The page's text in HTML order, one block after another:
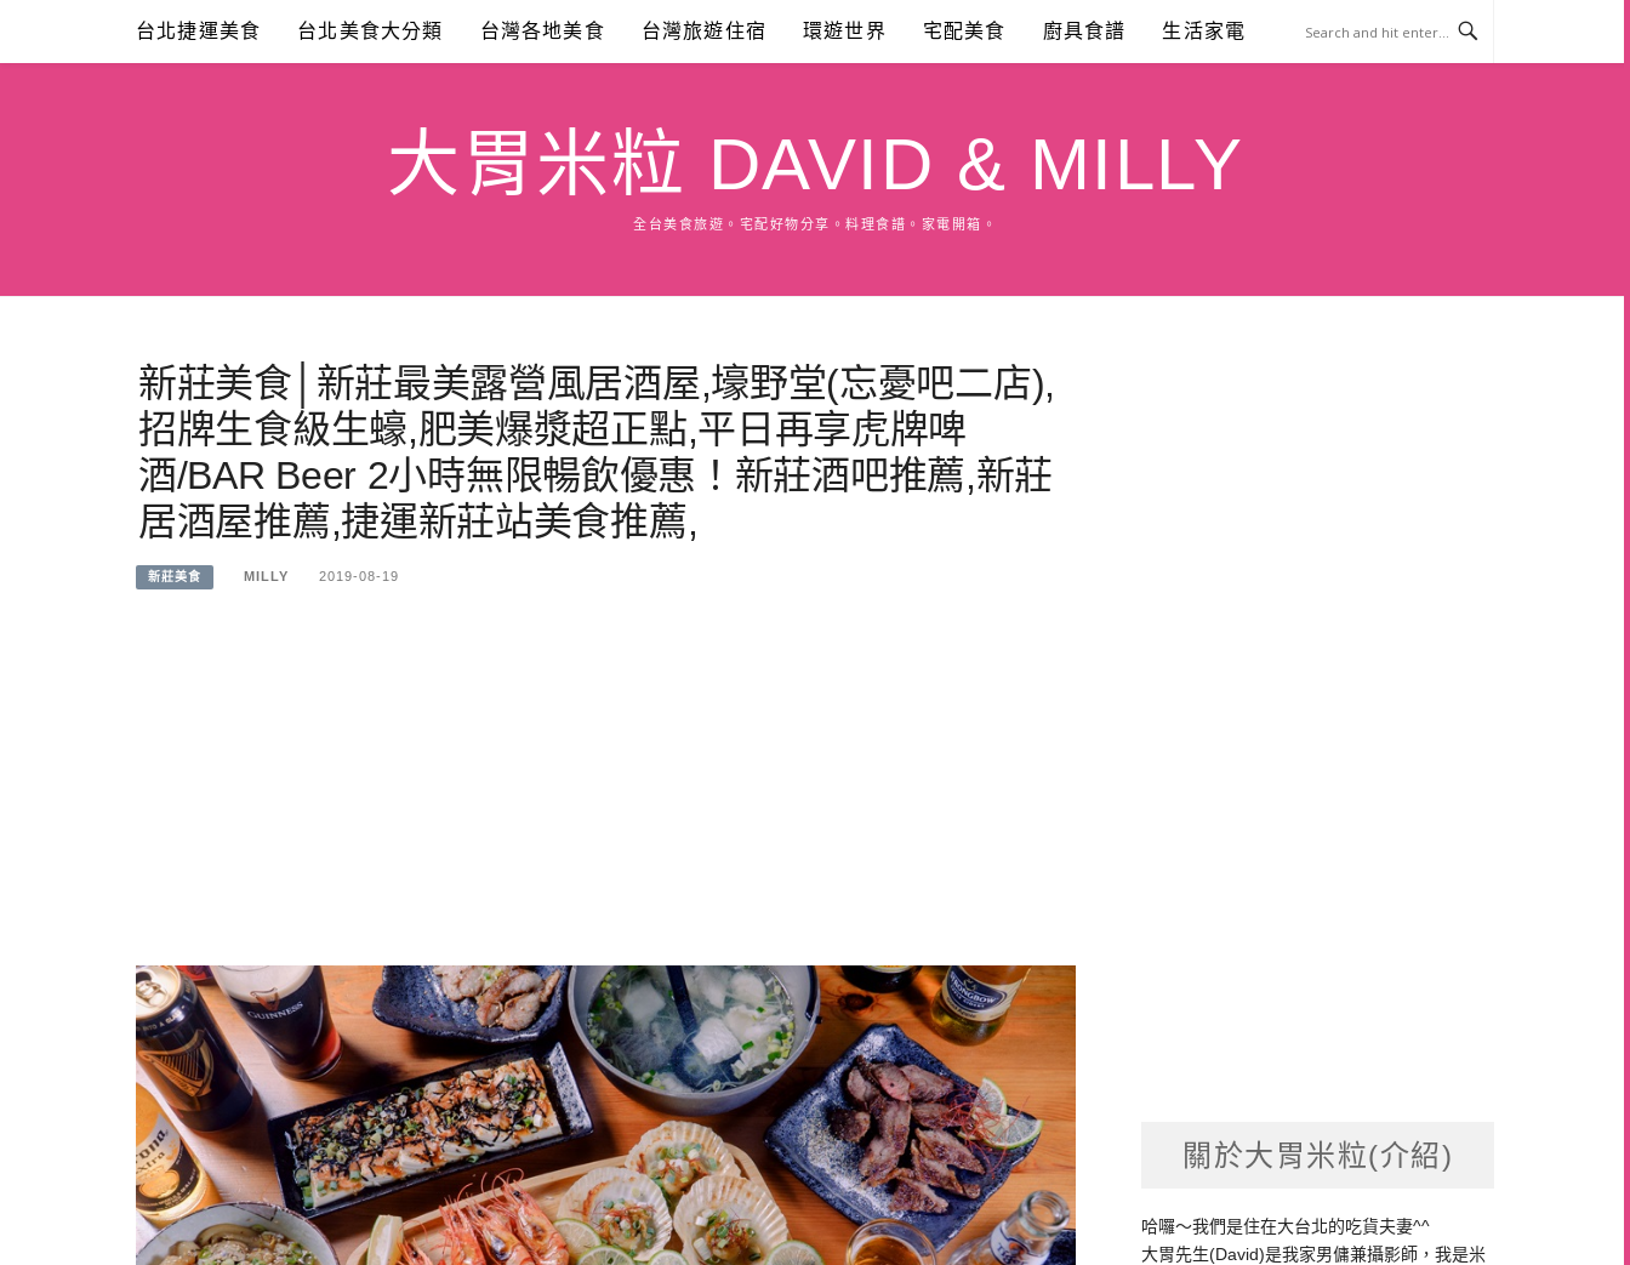
content
台北捷運美食 台北美食大分類 台灣各地美食 台灣旅遊住宿 環遊世界 宅配美食 廚具食譜 生活家電
大胃米粒 DAVID & MILLY
全台美食旅遊。宅配好物分享。料理食譜。家電開箱。
新莊美食│新莊最美露營風居酒屋,壕野堂(忘憂吧二店),
招牌生食級生蠔,肥美爆漿超正點,平日再享虎牌啤
酒/BAR Beer 2小時無限暢飲優惠！新莊酒吧推薦,新莊
居酒屋推薦,捷運新莊站美食推薦,
新莊美食 MILLY 2019-08-19
關於大胃米粒(介紹)
哈囉～我們是住在大台北的吃貨夫妻^^
大胃先生(David)是我家男傭兼攝影師，我是米